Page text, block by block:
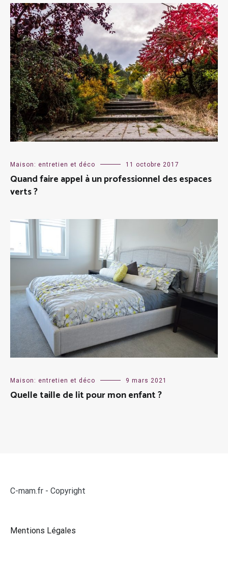
Maison: entretien et déco 11 octobre 2017
Quand faire appel à un professionnel des espaces
verts ?
Maison: entretien et déco 9 mars 2021
Quelle taille de lit pour mon enfant ?
C-mam.fr - Copyright
Mentions Légales